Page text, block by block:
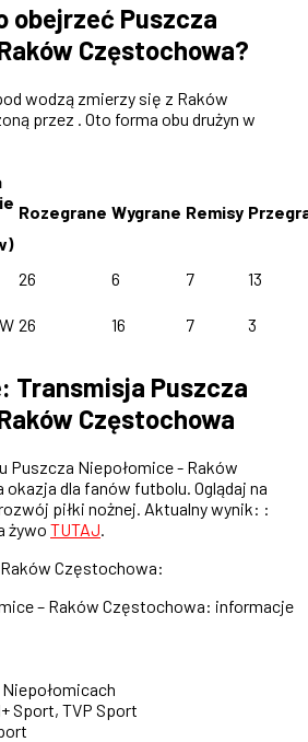
obejrzeć Puszcza
Częstochowa?
wodzą zmierzy się z Raków
przez . Oto forma obu drużyn w
Rozegrane Wygrane Remisy
26 6 7
13
26 16 7 3
Transmisja Puszcza
Częstochowa
Puszcza Niepołomice - Raków
dla fanów futbolu. Oglądaj na
piłki nożnej. Aktualny wynik: :
żywo TUTAJ
Częstochowa:
– Raków Częstochowa: informacje
Sport, TVP Sport